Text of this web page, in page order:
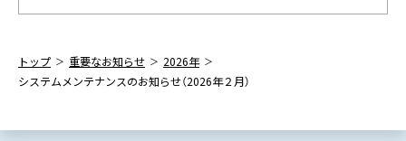
トップ 重要なお知らせ
2026年
システムメンテナンスのお知らせ（2026年２月）